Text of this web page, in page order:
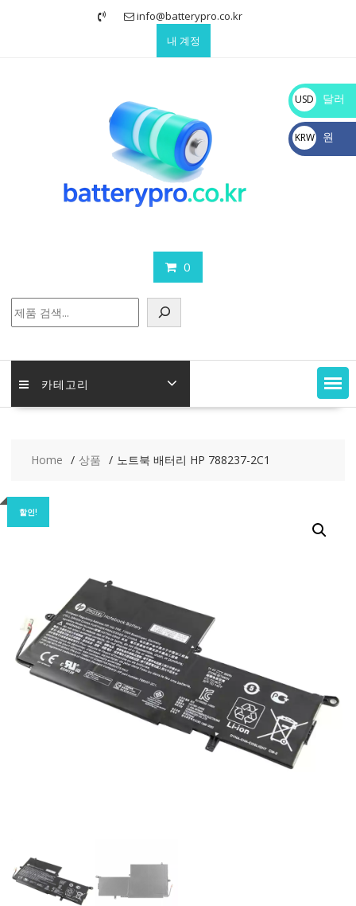
info@batterypro.co.kr
내 계정
0
색
카테고리
Home 상품 노트북 배터리 HP 788237-2C1
할인!
USD
$
달러
KRW
₩
원